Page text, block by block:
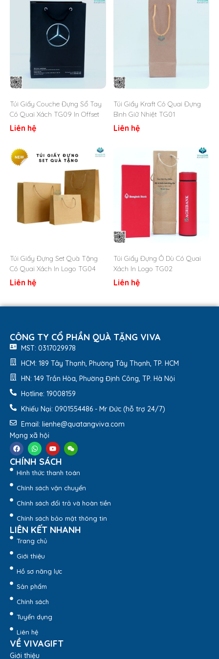
lớn trong công cuộc marketing quảng bá thương hiệu
doanh nghiệp.
Kích thước: Theo yêu cầu
Chất liệu: Túi giấy couche
Đặt thương hiệu: In logo theo yêu cầu
Kiểu quai: túi giấy có quai loại quai bằng dây thừng
Túi Giấy Quà Tặng
sử dụng với công dụng dùng để bảo quản hộp quà tặng
hàng mua tặng người thân hay bạn bè.
2. Đặc Điểm Nổi Bật Của Túi
Giấy Quai Xách Couche Set
Túi Giấy Couche Đựng Sổ Tay
Có Quai Xách TG09 In Offset
Liên hệ
Túi Giấy Kraft Có Quai Đựng
Bình Giữ Nhiệt TG01
Liên hệ
Túi Giấy Đựng Set Quà Tặng
Có Quai Xách In Logo TG04
Liên hệ
Túi Giấy Đựng Ô Dù Có Quai
Xách In Logo TG02
Liên hệ
CÔNG TY CỔ PHẦN QUÀ TẶNG VIVA
MST: 0317029978
HCM: 189 Tây Thạnh, Phường Tây Thạnh, TP. HCM
HN: 149 Trần Hòa, Phường Định Công, TP. Hà Nội
Hotline: 19008159
Khiếu Nại: 0901554486 - Mr Đức (hỗ trợ 24/7)
Email: lienhe@quatangviva.com
Mạng xã hội
CHÍNH SÁCH
Hình thức thanh toán
Chính sách vận chuyển
Chính sách đổi trả và hoàn tiền
Chính sách bảo mật thông tin
LIÊN KẾT NHANH
Trang chủ
Giới thiệu
Hồ sơ năng lực
Sản phẩm
Chính sách
Tuyển dụng
Liên hệ
VỀ VIVAGIFT
Giới thiệu